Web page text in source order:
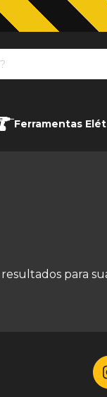
Ferramentas
para